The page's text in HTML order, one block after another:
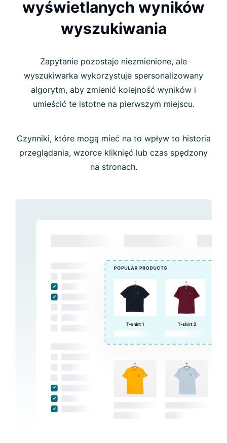
wyświetlanych wyników
wyszukiwania
Zapytanie pozostaje niezmienione, ale
wyszukiwarka wykorzystuje spersonalizowany
algorytm, aby zmienić kolejność wyników i
umieścić te istotne na pierwszym miejscu.
Czynniki, które mogą mieć na to wpływ to historia
przeglądania, wzorce kliknięć lub czas spędzony
na stronach.